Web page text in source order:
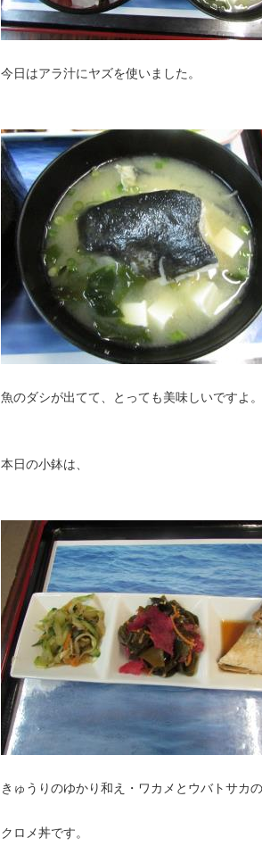
今日はアラ汁にヤズを使いました。
魚のダシが出てて、とっても美味しいですよ。
本日の小鉢は、
きゅうりのゆかり和え・ワカメとウバトサカ
クロメ丼です。